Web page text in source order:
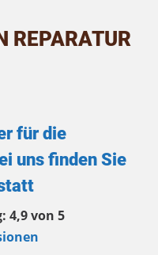
REPARATUR
für die
uns finden Sie
4,9 von 5